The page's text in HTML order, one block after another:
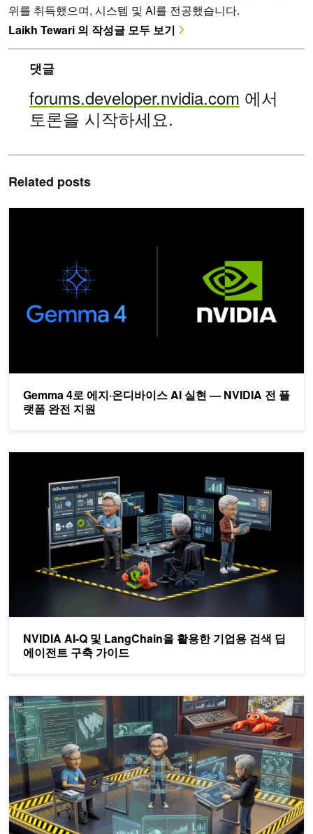
위를 취득했으며, 시스템 및 AI를 전공했습니다.
Laikh Tewari 의 작성글 모두 보기
댓글
forums.developer.nvidia.com 에서
토론을 시작하세요.
Related posts
Gemma 4로 에지·온디바이스 AI 실현 — NVIDIA 전 플
랫폼 완전 지원
NVIDIA AI-Q 및 LangChain을 활용한 기업용 검색 딥
에이전트 구축 가이드
NVIDIA AI-Q 및 LangChain을 활용한 기업용 검색 딥 에이전트 구
NVIDIA OpenShell로 자율적인 자기 진화형 에이전트를 더욱 안